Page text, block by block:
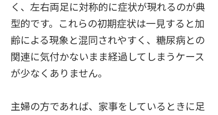
く、左右両足に対称的に症状が現れるのが典
型的です。これらの初期症状は一見すると加
齢による現象と混同されやすく、糖尿病との
関連に気付かないまま経過してしまうケース
が少なくありません。
主婦の方であれば、家事をしているときに足